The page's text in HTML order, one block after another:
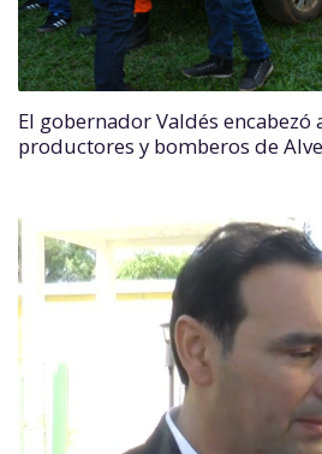
El gobernador Valdés encabezó
productores y bomberos de